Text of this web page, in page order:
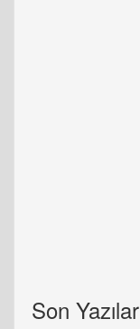
Son Yazılar